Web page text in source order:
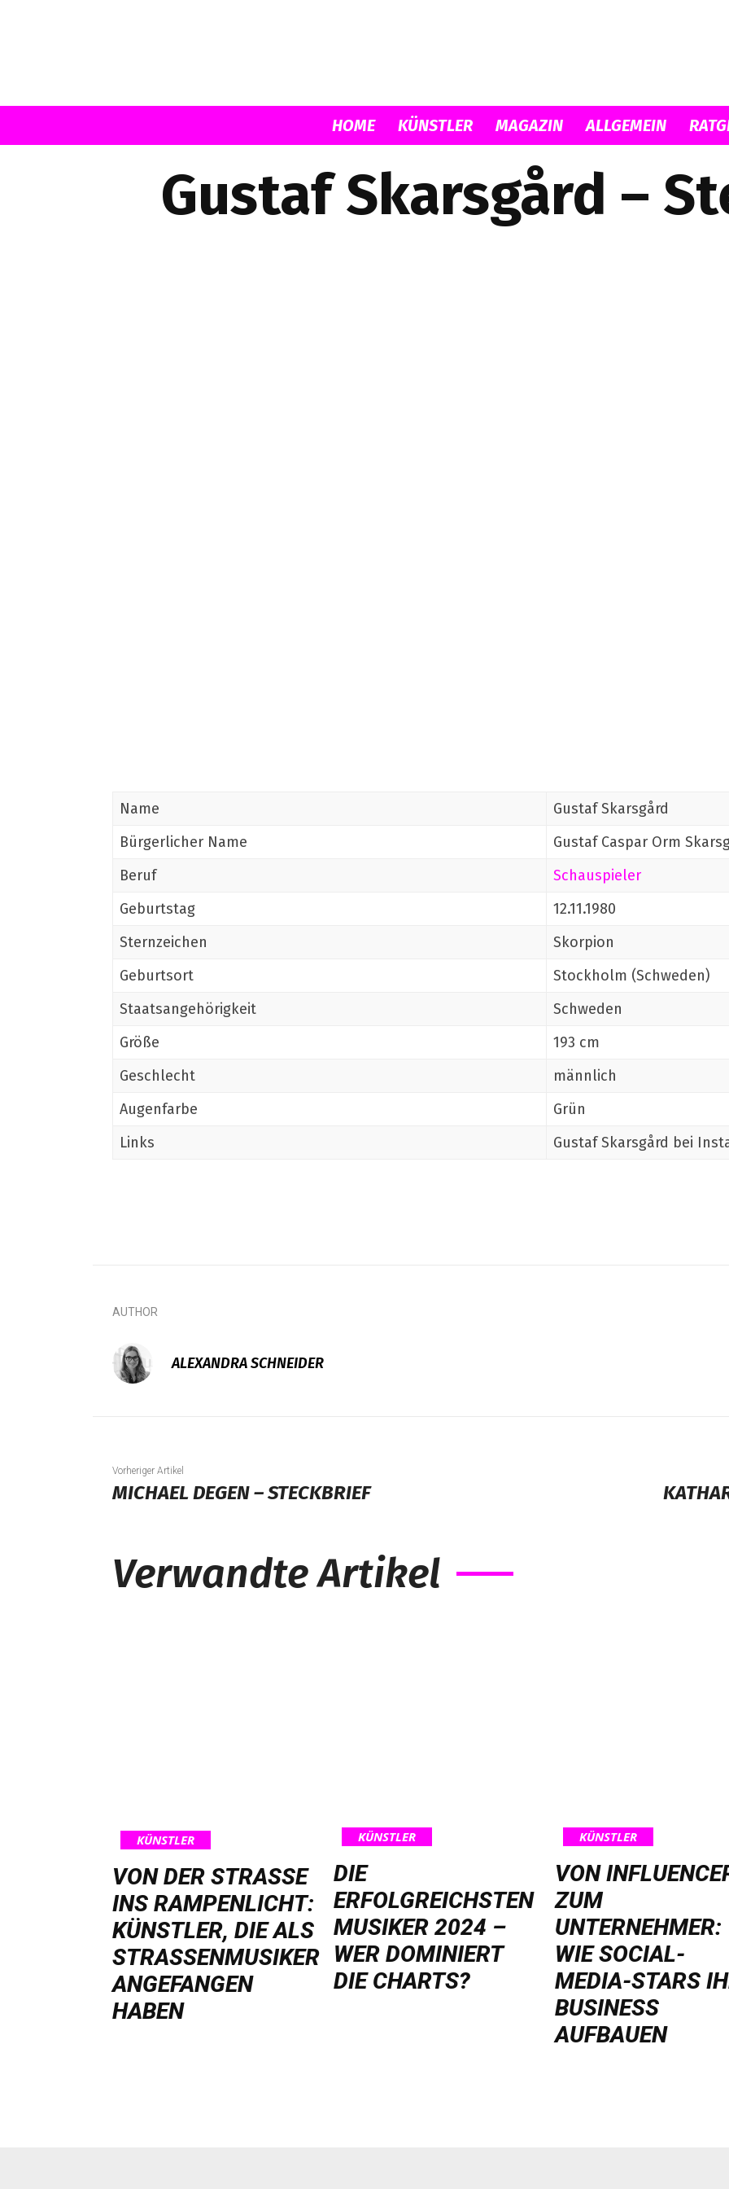
Musicload
HOME KÜNSTLER MAGAZIN ALLGEMEIN
Gustaf Skarsgård –
Name
Gustaf Skarsgård
Bürgerlicher Name
Gustaf Caspar Orm
Beruf
Schauspieler
Geburtstag
12.11.1980
Sternzeichen
Skorpion
Geburtsort
Stockholm (Schweden)
Staatsangehörigkeit
Schweden
Größe
193 cm
Geschlecht
männlich
Augenfarbe
Grün
Links
Gustaf Skarsgård bei
AUTHOR
ALEXANDRA SCHNEIDER
Vorheriger Artikel
MICHAEL DEGEN – STECKBRIEF
Verwandte Artikel
KÜNSTLER
VON DER STRASSE I
NS RAMPENLICHT: K
ÜNSTLER, DIE ALS S
TRASSENMUSIKER AN
GEFANGEN HA
BEN
KÜNSTLER
DIE
ERFOLGREICHSTEN
MUSIKER 2024 –
WER DOMINIERT
DIE CHARTS?
KÜNSTLER
VON
ZUM
UNTERNEHMER:
WIE SOCIAL-
MEDIA-STARS
BUSINESS
AUFBAUEN